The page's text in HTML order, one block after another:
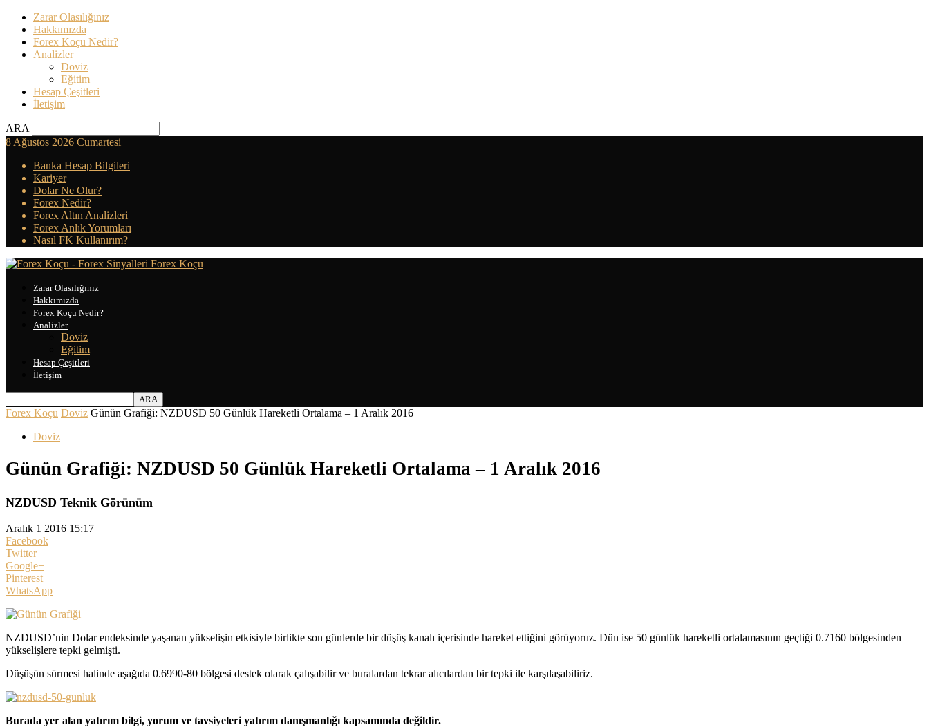
Zarar Olasılığınız
Hakkımızda
Forex Koçu Nedir?
Analizler
Doviz
Eğitim
Hesap Çeşitleri
İletişim
ARA
8 Ağustos 2026 Cumartesi
Banka Hesap Bilgileri
Kariyer
Dolar Ne Olur?
Forex Nedir?
Forex Altın Analizleri
Forex Anlık Yorumları
Nasıl FK Kullanırım?
Forex Koçu
Zarar Olasılığınız
Hakkımızda
Forex Koçu Nedir?
Analizler
Doviz
Eğitim
Hesap Çeşitleri
İletişim
Forex Koçu Doviz Günün Grafiği: NZDUSD 50 Günlük Hareketli Ortalama – 1 Aralık 2016
Doviz
Günün Grafiği: NZDUSD 50 Günlük Hareketli Ortalama – 1 Aralık 2016
NZDUSD Teknik Görünüm
Aralık 1 2016 15:17
Facebook
Twitter
Google+
Pinterest
WhatsApp
NZDUSD’nin Dolar endeksinde yaşanan yükselişin etkisiyle birlikte son günlerde bir düşüş kanalı içerisinde hareket ettiğini görüyoruz. Dün ise 50 günlük hareketli ortalamasının geçtiği 0.7160 bölgesinden
yükselişlere tepki gelmişti.
Düşüşün sürmesi halinde aşağıda 0.6990-80 bölgesi destek olarak çalışabilir ve buralardan tekrar alıcılardan bir tepki ile karşılaşabiliriz.
Burada yer alan yatırım bilgi, yorum ve tavsiyeleri yatırım danışmanlığı kapsamında değildir.